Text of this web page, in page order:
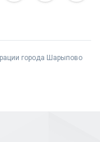
города Шарыпово